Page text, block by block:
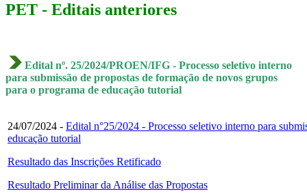
PET - Editais anteriores
Edital nº. 25/2024/PROEN/IFG - Processo seletivo interno
para submissão de propostas de formação de novos grupos
para o programa de educação tutorial
24/07/2024 - Edital n°25/2024 - Processo seletivo interno para
educação tutorial
Resultado das Inscrições Retificado
Resultado Preliminar da Análise das Propostas